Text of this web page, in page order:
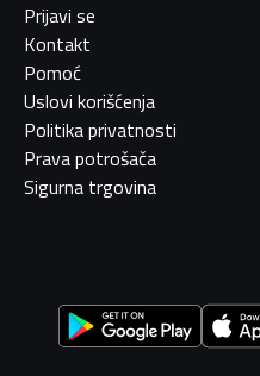
Prijavi se
Kontakt
Pomoć
Uslovi korišćenja
Politika privatnosti
Prava potrošača
Sigurna trgovina